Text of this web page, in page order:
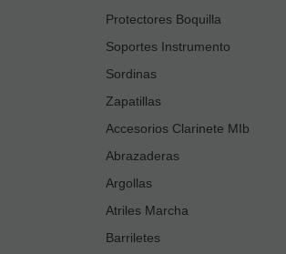
Protectores Boquilla
Soportes Instrumento
Sordinas
Zapatillas
Accesorios Clarinete MIb
Abrazaderas
Argollas
Atriles Marcha
Barriletes